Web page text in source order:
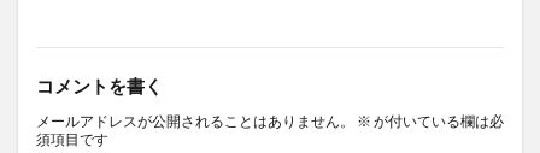
コメントを書く
メールアドレスが公開されることはありません。 ※ が付いている欄は必
須項目です